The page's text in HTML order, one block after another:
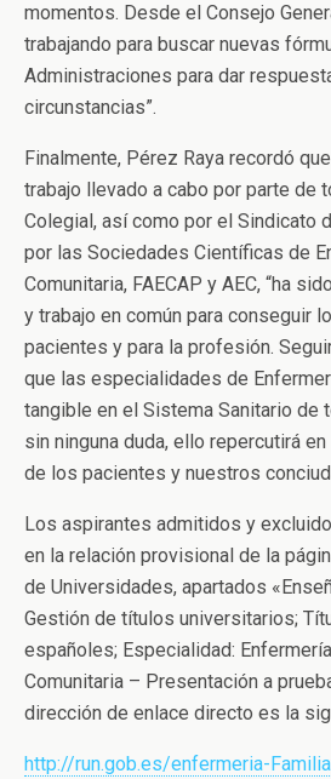
momentos. Desde el Consejo
trabajando para buscar nuevas
Administraciones para dar
circunstancias”.
Finalmente, Pérez Raya recordó
trabajo llevado a cabo por parte de
Colegial, así como por el Sindicato
por las Sociedades Científicas de
Comunitaria, FAECAP y AEC, “ha
y trabajo en común para conseguir
pacientes y para la profesión.
que las especialidades de
tangible en el Sistema Sanitario de
sin ninguna duda, ello repercutirá
de los pacientes y nuestros
Los aspirantes admitidos y
en la relación provisional de la
de Universidades, apartados
Gestión de títulos universitarios;
españoles; Especialidad:
Comunitaria – Presentación a
dirección de enlace directo es la
http://run.gob.es/enfermeria-